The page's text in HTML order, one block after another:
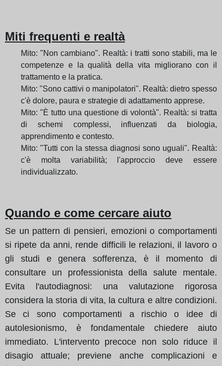
Miti frequenti e realtà
Mito: "Non cambiano". Realtà: i tratti sono stabili, ma le
competenze e la qualità della vita migliorano con il
trattamento e la pratica.
Mito: "Sono cattivi o manipolatori". Realtà: dietro spesso
c'è dolore, paura e strategie di adattamento apprese.
Mito: "È tutto una questione di volontà". Realtà: si tratta
di schemi complessi, influenzati da biologia,
apprendimento e contesto.
Mito: "Tutti con la stessa diagnosi sono uguali". Realtà:
c'è molta variabilità; l'approccio deve essere
individualizzato.
Quando e come cercare aiuto
Se un pattern di pensieri, emozioni o comportamenti
si ripete da anni, rende difficili le relazioni, il lavoro o
gli studi e genera sofferenza, è il momento di
consultare un professionista della salute mentale.
Evita l'autodiagnosi: una valutazione rigorosa
considera la storia di vita, la cultura e altre condizioni.
Se ci sono comportamenti a rischio o idee di
autolesionismo, è fondamentale chiedere aiuto
immediato. L'intervento precoce non solo riduce il
disagio attuale; previene anche complicazioni e